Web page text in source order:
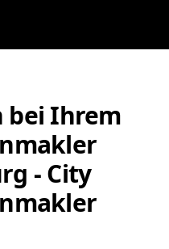
bei Ihrem
- City